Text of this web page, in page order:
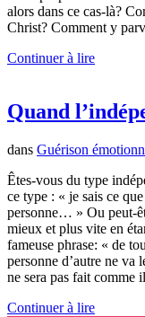
alors dans ce cas-là?
Christ? Comment y
Continuer à lire
Quand
dans Guérison
Êtes-vous du type
ce type : « je sais ce
personne… » Ou peut-
mieux et plus vite en
fameuse phrase: « de
personne d’autre ne
ne sera pas fait comme
Continuer à lire